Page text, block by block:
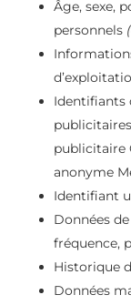
Âge, sexe,
personnels
Identifiants
publicitaire
anonyme
Identifiant
Données
fréquence,
Historique
Données